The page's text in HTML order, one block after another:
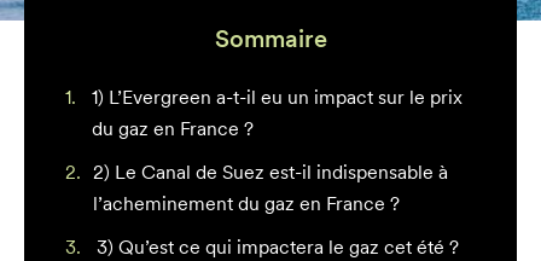
Sommaire
1) L’Evergreen a-t-il eu un impact sur le prix
du gaz en France ?
2) Le Canal de Suez est-il indispensable à
l’acheminement du gaz en France ?
3) Qu’est ce qui impactera le gaz cet été ?